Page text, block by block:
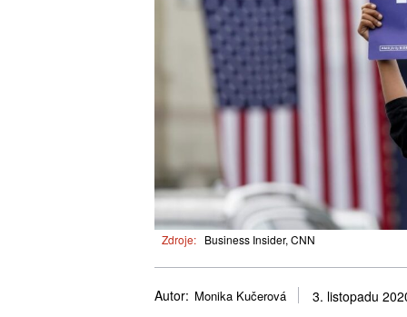
Zdroje: Business Insider, CNN
Autor: Monika Kučerová 3. listopadu